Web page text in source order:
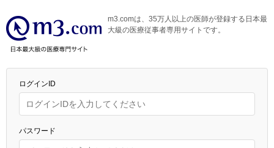
m3.comは、35万人以上の医師が登録する日本最
大級の医療従事者専用サイトです。
ログインID
パスワード